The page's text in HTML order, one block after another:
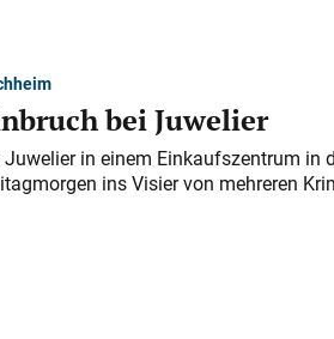
bei Juwelier
Juwelier in einem Einkaufszentrum in
ins Visier von mehreren